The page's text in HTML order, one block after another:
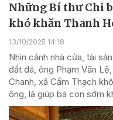
Những Bí thư Chi
khó khăn Thanh
13/10/2025 14:18
Nhìn cảnh nhà cửa, tài
đất đá, ông Phạm Văn
Chanh, xã Cẩm Thạch
ông, là giúp bà con sớm